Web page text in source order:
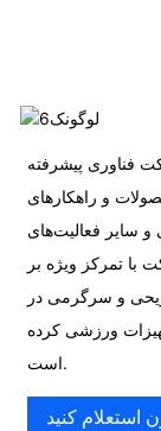
فناوری پیشرفته
و راهکارهای
و سایر فعالیت‌های
تمرکز ویژه بر
و سرگرمی در
ورزشی کرده
است.
استعلام کنید